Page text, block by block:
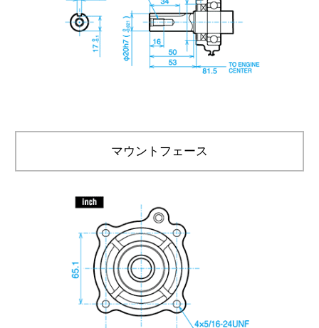
マウントフェース